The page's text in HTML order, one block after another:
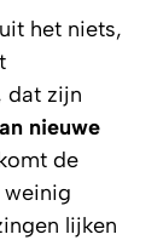
het niets,
dat zijn
nieuwe
de
lijken